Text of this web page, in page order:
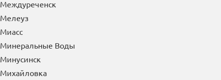
Междуреченск
Мелеуз
Миасс
Минеральные Воды
Минусинск
Михайловка